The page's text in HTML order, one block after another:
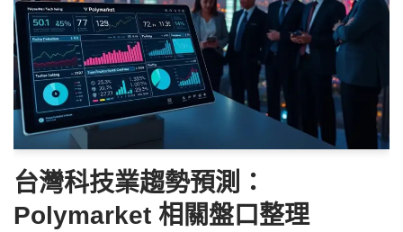
台灣科技業趨勢預測：
Polymarket 相關盤口整理